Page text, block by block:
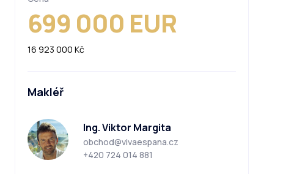
699 000 EUR
16 923 000 Kč
Makléř
Ing. Viktor Margita
obchod@vivaespana.cz
+420 724 014 881